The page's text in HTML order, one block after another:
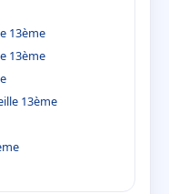
13ème
13ème
13ème